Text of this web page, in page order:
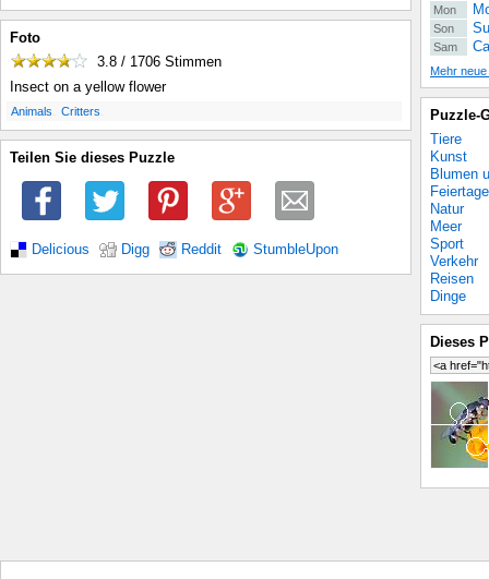
Foto
3.8 / 1706 Stimmen
Insect on a yellow flower
Animals Critters
Teilen Sie dieses Puzzle
Delicious Digg Reddit StumbleUpon
Mon
Son
Sam
Mehr
Puzzle-
Tiere
Kunst
Blumen
Feiertage
Natur
Meer
Sport
Verkehr
Reisen
Dinge
Dieses